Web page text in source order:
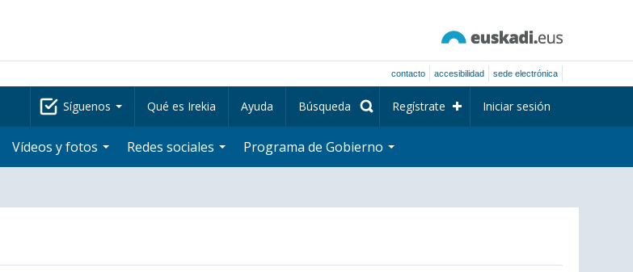
contacto accesibilidad sede electrónica
Síguenos Qué es Irekia Ayuda Búsqueda Regístrate Iniciar sesión
Vídeos y fotos Redes sociales Programa de Gobierno